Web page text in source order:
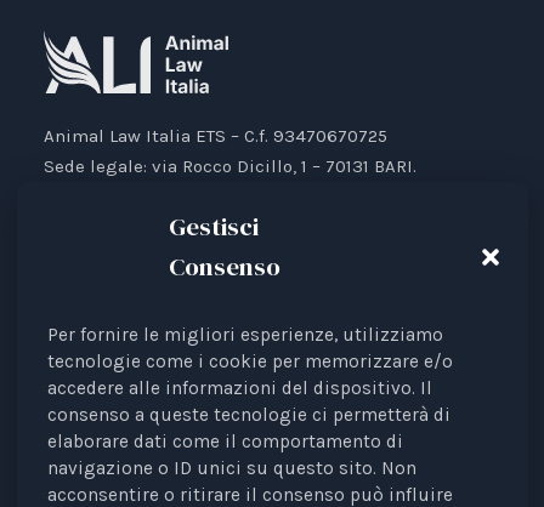
Gestisci
Consenso
Per fornire le migliori esperienze, utilizziamo
tecnologie come i cookie per memorizzare e/o
accedere alle informazioni del dispositivo. Il
consenso a queste tecnologie ci permetterà di
elaborare dati come il comportamento di
navigazione o ID unici su questo sito. Non
acconsentire o ritirare il consenso può influire
Animal Law Italia ETS – C.f. 93470670725
Sede legale: via Rocco Dicillo, 1 – 70131 BARI.
Animal Law Italia è un Ente del Terzo Settore avente
come finalità la tutela legale degli animali.
Iscrizione al RUNTS Rep. 4 del 01/03/2022.
L'associazione è riconosciuta come rappresentante di
interessi davanti alle Istituzioni europee.